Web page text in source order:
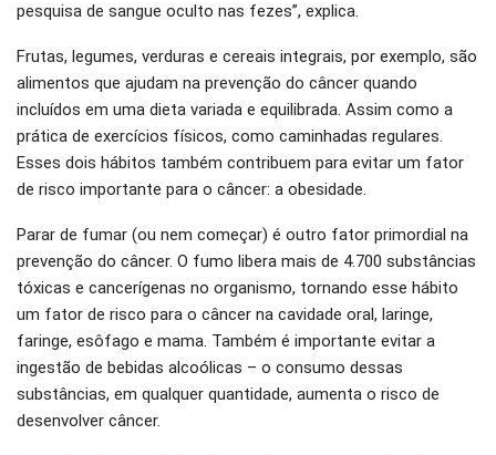
pesquisa de sangue oculto nas fezes”, explica.
Frutas, legumes, verduras e cereais integrais, por exemplo, são
alimentos que ajudam na prevenção do câncer quando
incluídos em uma dieta variada e equilibrada. Assim como a
prática de exercícios físicos, como caminhadas regulares.
Esses dois hábitos também contribuem para evitar um fator
de risco importante para o câncer: a obesidade.
Parar de fumar (ou nem começar) é outro fator primordial na
prevenção do câncer. O fumo libera mais de 4.700 substâncias
tóxicas e cancerígenas no organismo, tornando esse hábito
um fator de risco para o câncer na cavidade oral, laringe,
faringe, esôfago e mama. Também é importante evitar a
ingestão de bebidas alcoólicas – o consumo dessas
substâncias, em qualquer quantidade, aumenta o risco de
desenvolver câncer.